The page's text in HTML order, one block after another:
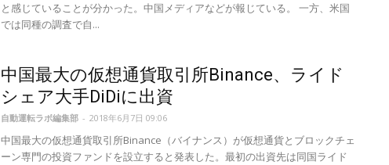
と感じていることが分かった。中国メディアなどが報じている。 一方、米国
では同種の調査で自...
中国最大の仮想通貨取引所Binance、ライド
シェア大手DiDiに出資
自動運転ラボ編集部 - 2018年6月7日 09:06
中国最大の仮想通貨取引所Binance（バイナンス）が仮想通貨とブロックチェ
ーン専門の投資ファンドを設立すると発表した。最初の出資先は同国ライド